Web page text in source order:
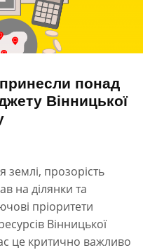
понад
Вінницької
землі, прозорість
на ділянки та
пріоритети
Вінницької
це критично важливо